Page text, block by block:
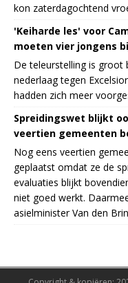
kon zaterdagochtend
'Keiharde les' voor
moeten vier jongens
De teleurstelling is groot
nederlaag tegen
hadden zich meer
Spreidingswet blijkt
veertien gemeenten
Nog eens veertien
geplaatst omdat ze de
evaluaties blijkt
niet goed werkt.
asielminister Van den